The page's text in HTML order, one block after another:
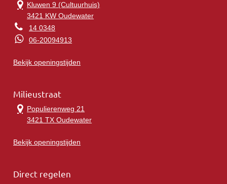
Kluwen 9 (Cultuurhuis)
3421 KW Oudewater
14 0348
06-20094913
Bekijk openingstijden
Milieustraat
Populierenweg 21
3421 TX Oudewater
Bekijk openingstijden
Direct regelen